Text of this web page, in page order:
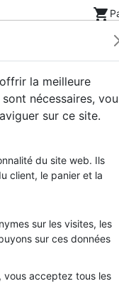
shopping_cart
21
couple
Relation d'aide
eBooks
Relation d'aide
Jeunesse
jeunesse
Adoration
Métal
reportages
de Bible
les richesses
qui ont
livres qui sont
la meilleure
nécessaires,
sur ce site.
du site web. Ils
client, le panier et la
sur les visites, les
sur ces données
vous acceptez tous les